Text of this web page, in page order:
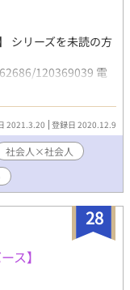
シリーズを未読の方
120369039 電
リーズ4作品すべて
が通じないのでご注
2021.3.20 登録日 2020.12.9
社会人×社会人
28
ス】